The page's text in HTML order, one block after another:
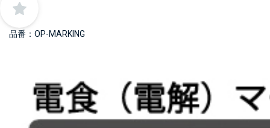
品番：OP-MARKING